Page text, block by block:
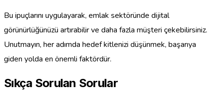
Bu ipuçlarını uygulayarak, emlak sektöründe dijital
görünürlüğünüzü artırabilir ve daha fazla müşteri çekebilirsiniz.
Unutmayın, her adımda hedef kitlenizi düşünmek, başarıya
giden yolda en önemli faktördür.
Sıkça Sorulan Sorular